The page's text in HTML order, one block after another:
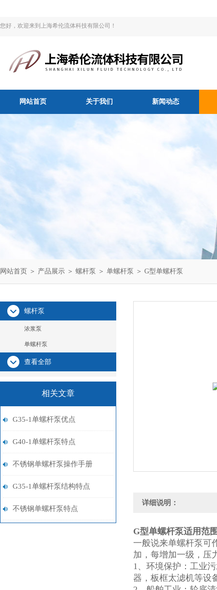
您好，欢迎来到上海希伦流体科技有限公司！
网站首页 关于我们 新闻动态
网站首页 ＞ 产品展示 ＞ 螺杆泵 ＞ 单螺杆泵 ＞ G型单螺杆泵
螺杆泵
浓浆泵
单螺杆泵
查看全部
相关文章
G35-1单螺杆泵优点
G40-1单螺杆泵特点
不锈钢单螺杆泵操作手册
G35-1单螺杆泵结构特点
不锈钢单螺杆泵特点
详细说明：
G型单螺杆泵适用范
一般说来单螺杆泵可
加，每增加一级，压
1、环境保护：工业
器，板框太滤机等设